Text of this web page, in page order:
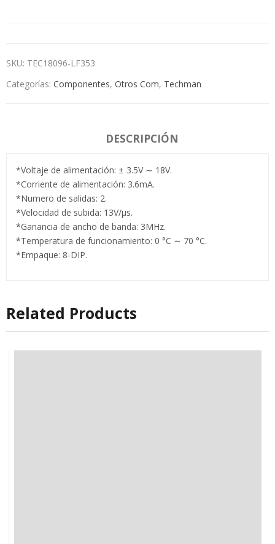
SKU: TEC18096-LF353
Categorías: Componentes, Otros Com, Techman
DESCRIPCIÓN
*Voltaje de alimentación: ± 3.5V ∼ 18V.
*Corriente de alimentación: 3.6mA.
*Numero de salidas: 2.
*Velocidad de subida: 13V/µs.
*Ganancia de ancho de banda: 3MHz.
*Temperatura de funcionamiento: 0 °C ∼ 70 °C.
*Empaque: 8-DIP.
Related Products